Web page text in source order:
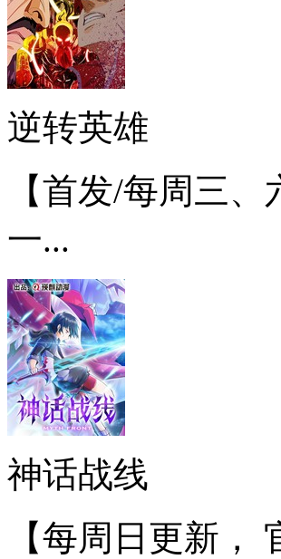
逆转英雄
【首发/每周三
一...
神话战线
【每周日更新，